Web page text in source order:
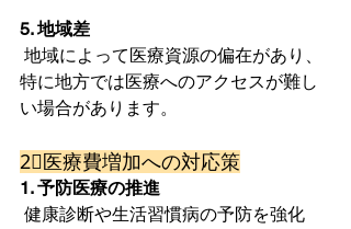
5. 地域差
特に地方では医療へのアクセスが難し
い場合があります。
2⃣医療費増加への対応策
1. 予防医療の推進